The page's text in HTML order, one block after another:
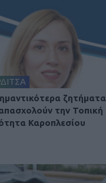
ζητήματα
την Τοπική
Καροπλεσίου